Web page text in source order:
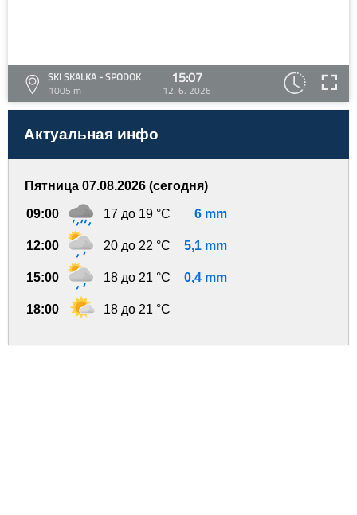
SKI SKALKA - SPODOK
1005 m
15:07
12. 6. 2026
Актуальная инфо
Пятница 07.08.2026 (сегодня)
09:00 17 до 19 °C 6 mm
12:00 20 до 22 °C 5,1 mm
15:00 18 до 21 °C 0,4 mm
18:00 18 до 21 °C